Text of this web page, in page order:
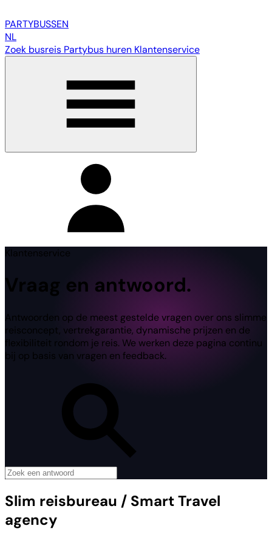
PARTYBUSSEN
NL
Zoek busreis Partybus huren Klantenservice
Klantenservice
Vraag en antwoord.
Antwoorden op de meest gestelde vragen over ons slimme
reisconcept, vertrekgarantie, dynamische prijzen en de
flexibiliteit rondom je reis. We werken deze pagina continu
bij op basis van vragen en feedback.
Slim reisbureau / Smart Travel
agency